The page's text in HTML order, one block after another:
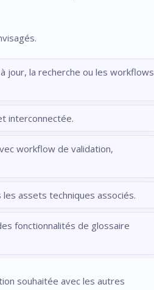
jour, la recherche ou les workflows
interconnectée.
workflow de validation,
assets techniques associés.
fonctionnalités de glossaire
souhaitée avec les autres